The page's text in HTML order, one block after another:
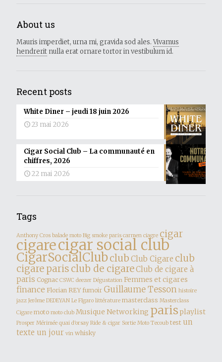
About us
Mauris imperdiet, urna mi, gravida sod ales.Vivamus
hendrerit nulla erat ornare tortor in vestibulum id.
Recent posts
White Diner – jeudi 18 juin 2026
23 mai 2026
Cigar Social Club – La communauté en
chiffres, 2026
22 mai 2026
Tags
Anthony Cros balade moto Big smoke paris carmen ciagre cigar
cigarecigar social club
CigarSocialClubclub Club Cigare club
cigare paris club de cigareClub de cigare à
paris Cognac CSWC deezer Dégustation Femmes et cigares
finance Florian REY fumoir Guillaume Tesson histoire
jazz Jerôme DEDEYAN Le FIgaro littérature masterclass Masterclass
Cigare moto moto club Musique Networking paris playlist
Prosper Mérimée quai d'orsay Ride & cigar Sortie Moto Tecoub test un
texte un jour vin whisky